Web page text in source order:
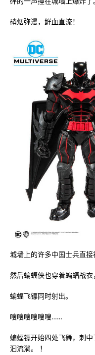
硝烟弥漫，鲜血直流！
城墙上的许多中国士兵直接
然后蝙蝠侠也穿着蝙蝠战衣
蝙蝠飞镖同时射出。
嗖嗖嗖嗖嗖嗖……
蝙蝠镖开始四处飞舞，刺
汩流淌。 ！